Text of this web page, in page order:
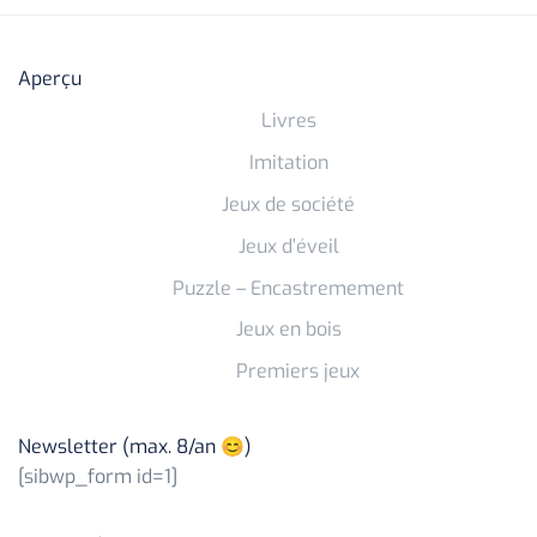
Aperçu
Livres
Imitation
Jeux de société
Jeux d’éveil
Puzzle – Encastremement
Jeux en bois
Premiers jeux
Newsletter (max. 8/an 😊)
[sibwp_form id=1]